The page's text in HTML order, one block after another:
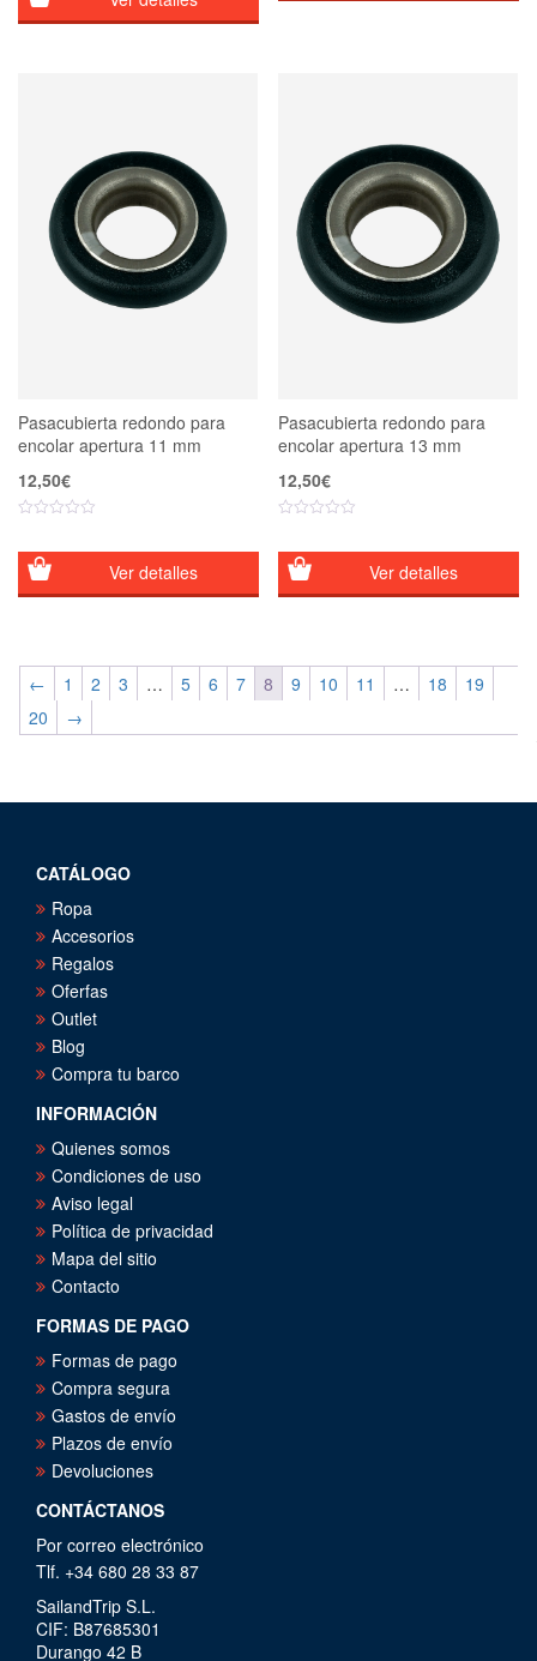
Pasacubierta redondo para
encolar apertura 11 mm
12,50€
Ver detalles
Pasacubierta redondo para
encolar apertura 13 mm
12,50€
Ver detalles
← 1 2 3 … 5 6 7 8 9 10 11 … 18
19
20
→
CATÁLOGO
Ropa
Accesorios
Regalos
Oferfas
Outlet
Blog
Compra tu barco
INFORMACIÓN
Quienes somos
Condiciones de uso
Aviso legal
Política de privacidad
Mapa del sitio
Contacto
FORMAS DE PAGO
Formas de pago
Compra segura
Gastos de envío
Plazos de envío
Devoluciones
CONTÁCTANOS
Por correo electrónico
Tlf. +34 680 28 33 87
SailandTrip S.L.
CIF: B87685301
Durango 42 B